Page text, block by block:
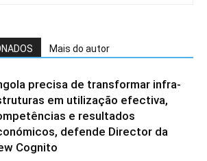
Mais do autor
precisa de transformar infra-
em utilização efectiva,
e resultados
defende Director da
Cognito